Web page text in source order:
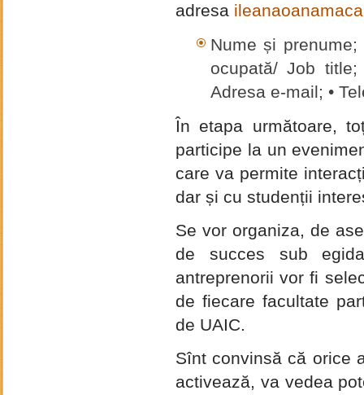
adresa
Nume și prenume;
ocupată/ Job title;
Adresa e-mail; •
În etapa următoare,
participe la un
care va permite
dar și cu studenții
Se vor organiza, de
de succes sub
antreprenorii vor fi
de fiecare facultate
de UAIC.
Sînt convinsă că orice
activează, va vedea